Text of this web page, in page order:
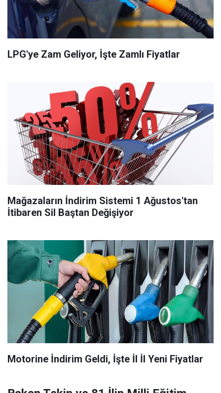
LPG'ye Zam Geliyor, İşte Zamlı Fiyatlar
Mağazaların İndirim Sistemi 1 Ağustos'tan
İtibaren Sil Baştan Değişiyor
Motorine İndirim Geldi, İşte İl İl Yeni Fiyatlar